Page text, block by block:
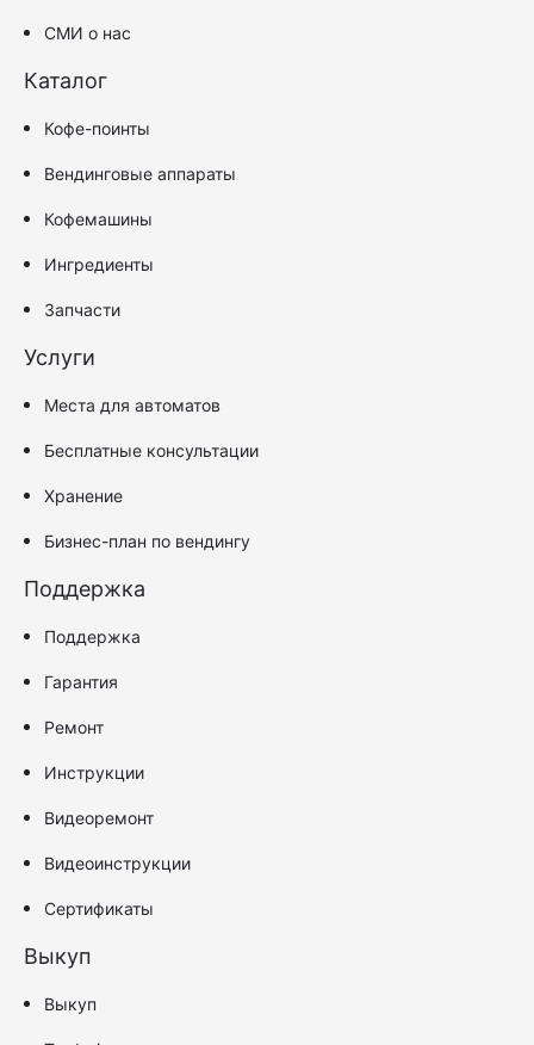
СМИ о нас
Каталог
Кофе-поинты
Вендинговые аппараты
Кофемашины
Ингредиенты
Запчасти
Услуги
Места для автоматов
Бесплатные консультации
Хранение
Бизнес-план по вендингу
Поддержка
Поддержка
Гарантия
Ремонт
Инструкции
Видеоремонт
Видеоинструкции
Сертификаты
Выкуп
Выкуп